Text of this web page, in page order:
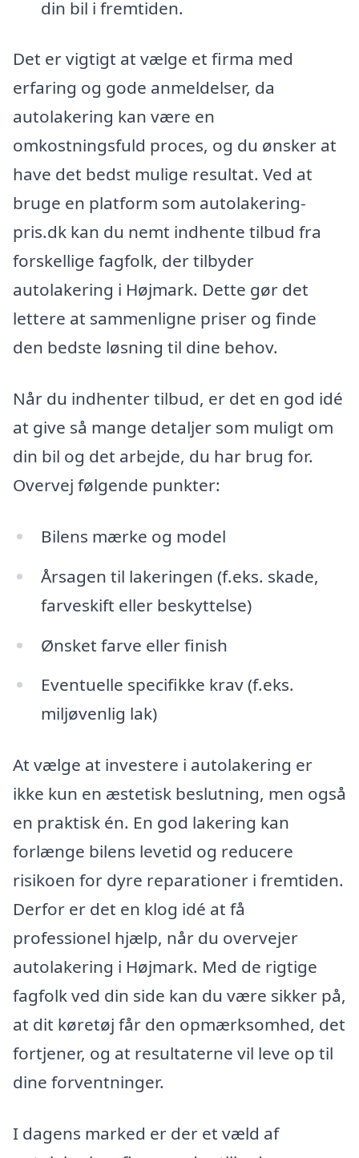
din bil i fremtiden.
Det er vigtigt at vælge et firma med
erfaring og gode anmeldelser, da
autolakering kan være en
omkostningsfuld proces, og du ønsker at
have det bedst mulige resultat. Ved at
bruge en platform som autolakering-
pris.dk kan du nemt indhente tilbud fra
forskellige fagfolk, der tilbyder
autolakering i Højmark. Dette gør det
lettere at sammenligne priser og finde
den bedste løsning til dine behov.
Når du indhenter tilbud, er det en god idé
at give så mange detaljer som muligt om
din bil og det arbejde, du har brug for.
Overvej følgende punkter:
Bilens mærke og model
Årsagen til lakeringen (f.eks. skade,
farveskift eller beskyttelse)
Ønsket farve eller finish
Eventuelle specifikke krav (f.eks.
miljøvenlig lak)
At vælge at investere i autolakering er
ikke kun en æstetisk beslutning, men også
en praktisk én. En god lakering kan
forlænge bilens levetid og reducere
risikoen for dyre reparationer i fremtiden.
Derfor er det en klog idé at få
professionel hjælp, når du overvejer
autolakering i Højmark. Med de rigtige
fagfolk ved din side kan du være sikker på,
at dit køretøj får den opmærksomhed, det
fortjener, og at resultaterne vil leve op til
dine forventninger.
I dagens marked er der et væld af